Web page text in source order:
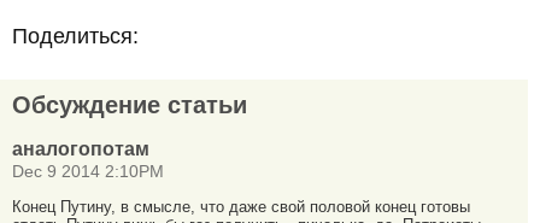
Поделиться:
Обсуждение статьи
аналогопотам
Dec 9 2014 2:10PM
Конец Путину, в смысле, что даже свой половой конец готовы